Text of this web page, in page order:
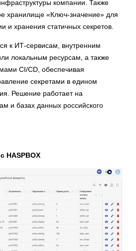
компании. Также
хранилище «Ключ-значение» для
и хранения статичных секретов.
к ИТ-сервисам, внутренним
локальным ресурсам, а также
CI/CD, обеспечивая
секретами в едином
Решение работает на
и базах данных российского
HASPBOX